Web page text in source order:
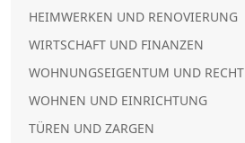
HEIMWERKEN UND RENOVIERUNG
WIRTSCHAFT UND FINANZEN
WOHNUNGSEIGENTUM UND RECHT
WOHNEN UND EINRICHTUNG
TÜREN UND ZARGEN